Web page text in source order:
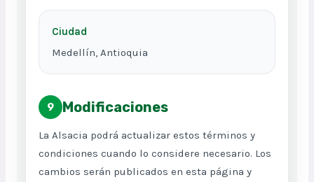
Ciudad
Medellín, Antioquia
9 Modificaciones
La Alsacia podrá actualizar estos términos y
condiciones cuando lo considere necesario. Los
cambios serán publicados en esta página y